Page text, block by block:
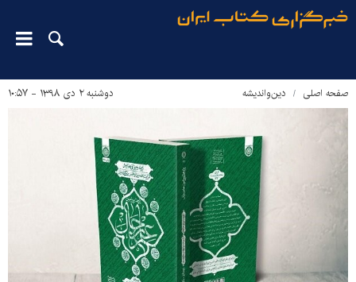
صفحه اصلی دین‌واندیشه دوشنبه ۲ دی ۱۳۹۸ - ۱۰:۵۷